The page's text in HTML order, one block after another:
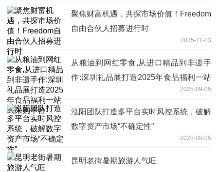
聚焦财富机遇，共探市场价值！Freedom
自由合伙人招募进行时
2025-11-03
从粮油到网红零食,从进口精品到非遗手
作:深圳礼品展打造2025年食品福利一站
2025-09-05
泓阳团队打造多平台实时风控系统，破解
数字资产市场“不确定性”
2025-08-05
昆明老街暑期旅游人气旺